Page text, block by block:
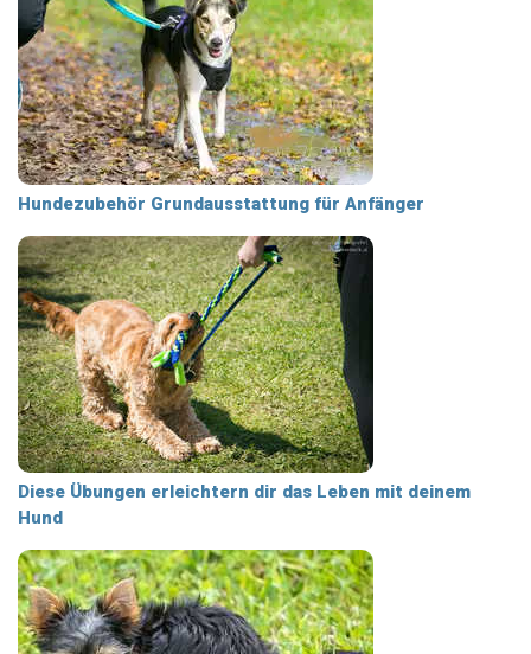
Hundezubehör Grundausstattung für Anfänger
Diese Übungen erleichtern dir das Leben mit deinem
Hund